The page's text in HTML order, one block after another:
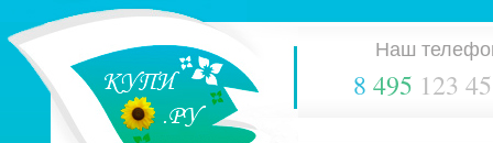
Наш
8 495 123